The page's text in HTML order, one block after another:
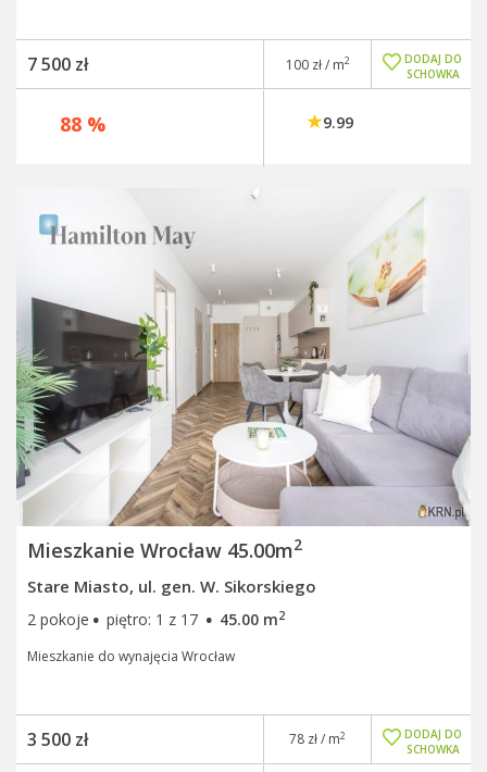
7 500 zł
DODAJ DO
SCHOWKA
100 zł / m2
88 % 9.99
Mieszkanie Wrocław 45.00m2
Stare Miasto, ul. gen. W. Sikorskiego
2 pokoje · piętro: 1 z 17 · 45.00 m2
Mieszkanie do wynajęcia Wrocław
3 500 zł
DODAJ DO
SCHOWKA
78 zł / m2